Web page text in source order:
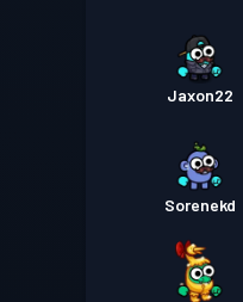
Jaxon22
Sorenekd